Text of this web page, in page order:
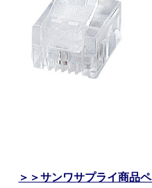
＞＞サンワサプライ商品